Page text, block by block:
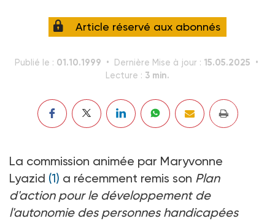
Article réservé aux abonnés
Publié le : 01.10.1999 Dernière Mise à jour : 15.05.2025
Lecture : 3 min.
La commission animée par Maryvonne
Lyazid (1) a récemment remis son Plan
d'action pour le développement de
l'autonomie des personnes handicapées